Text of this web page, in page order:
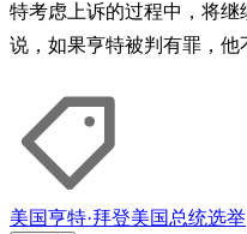
特考虑上诉的过程中，将继
说，如果亨特被判有罪，他
美国亨特·拜登美国总统选举